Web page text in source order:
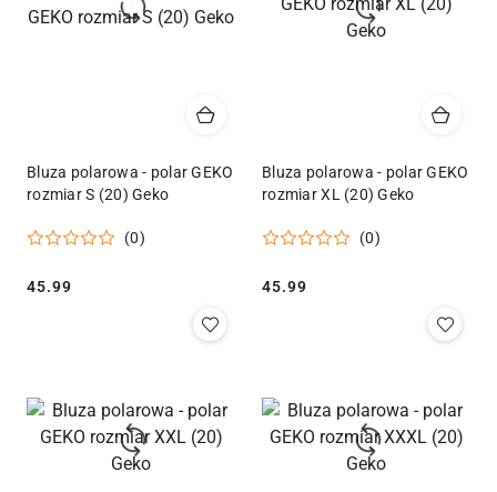
Bluza polarowa - polar GEKO
rozmiar S (20) Geko
(0)
Cena:
45.99
Bluza polarowa - polar GEKO
rozmiar XL (20) Geko
(0)
Cena:
45.99